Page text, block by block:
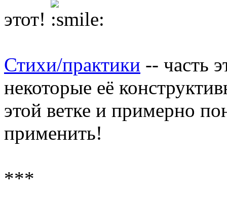
этот!
Стихи/практики -- часть
некоторые её
этой ветке и примерно
применить!
***